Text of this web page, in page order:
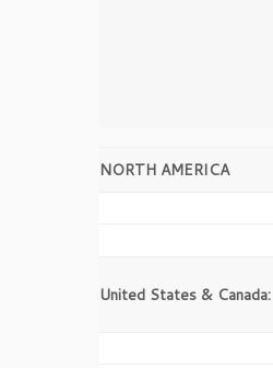
NORTH AMERICA
United States & Canada: